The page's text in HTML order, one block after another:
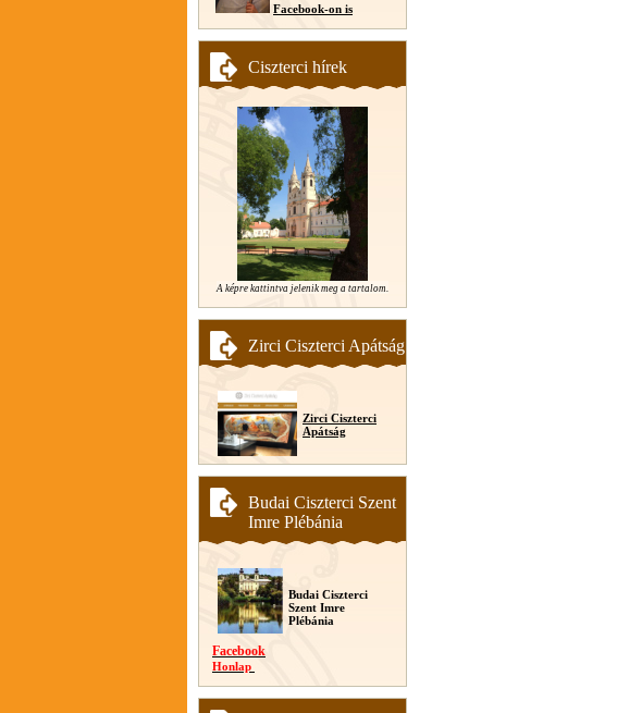
Facebook-on is
Ciszterci hírek
A képre kattintva jelenik meg a tartalom.
Zirci Ciszterci Apátság
Zirci Ciszterci
Apátság
Budai Ciszterci Szent
Imre Plébánia
Budai Ciszterci
Szent Imre
Plébánia
Facebook
Honlap